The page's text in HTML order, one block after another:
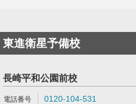
東進衛星予備校
長崎平和公園前校
0120-104-531